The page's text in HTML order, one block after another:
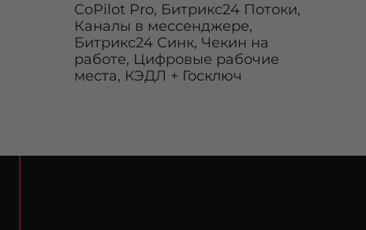
CoPilot Pro, Битрикс24 Потоки,
Каналы в мессенджере,
Битрикс24 Синк, Чекин на
работе, Цифровые рабочие
места, КЭДЛ + Госключ